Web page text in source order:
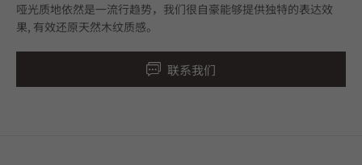
哑光质地依然是一流行趋势，我们很自豪能够提供独特的表达效
果, 有效还原天然木纹质感。
联系我们